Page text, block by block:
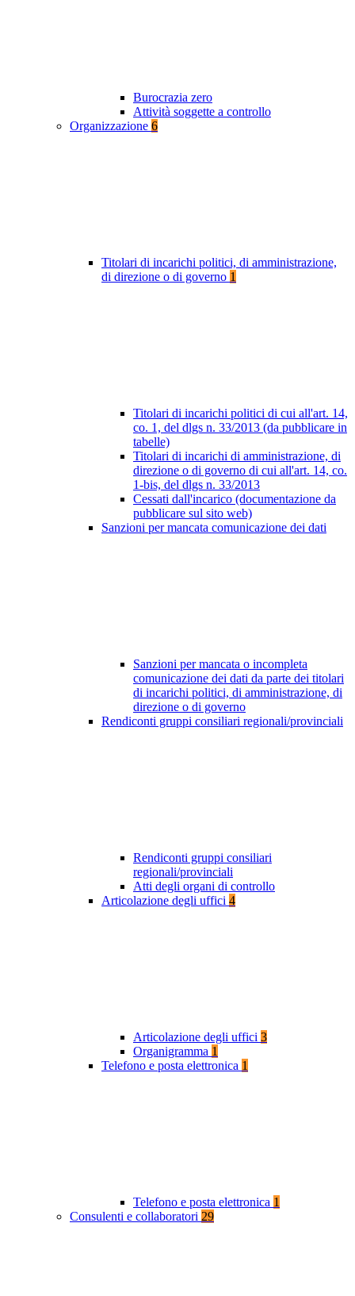
Burocrazia zero
Attività soggette a controllo
Organizzazione 6
Titolari di incarichi politici, di amministrazione,
di direzione o di governo 1
Titolari di incarichi politici di cui all'art. 14,
co. 1, del dlgs n. 33/2013 (da pubblicare in
tabelle)
Titolari di incarichi di amministrazione, di
direzione o di governo di cui all'art. 14, co.
1-bis, del dlgs n. 33/2013
Cessati dall'incarico (documentazione da
pubblicare sul sito web)
Sanzioni per mancata comunicazione dei dati
Sanzioni per mancata o incompleta
comunicazione dei dati da parte dei titolari
di incarichi politici, di amministrazione, di
direzione o di governo
Rendiconti gruppi consiliari regionali/provinciali
Rendiconti gruppi consiliari
regionali/provinciali
Atti degli organi di controllo
Articolazione degli uffici 4
Articolazione degli uffici 3
Organigramma 1
Telefono e posta elettronica 1
Telefono e posta elettronica 1
Consulenti e collaboratori 29